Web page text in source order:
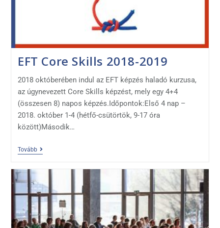
EFT Core Skills 2018-2019
2018 októberében indul az EFT képzés haladó kurzusa,
az úgynevezett Core Skills képzést, mely egy 4+4
(összesen 8) napos képzés.Időpontok:Első 4 nap –
2018. október 1-4 (hétfő-csütörtök, 9-17 óra
között)Második…
Tovább